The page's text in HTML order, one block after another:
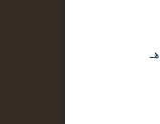
الخميس ۲۲ جمادى الأولى ۱٤٤۷هـ